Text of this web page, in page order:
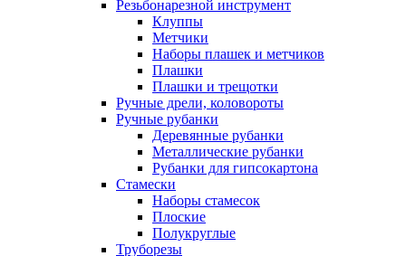
Резьбонарезной инструмент
Клуппы
Метчики
Наборы плашек и метчиков
Плашки
Плашки и трещотки
Ручные дрели, коловороты
Ручные рубанки
Деревянные рубанки
Металлические рубанки
Рубанки для гипсокартона
Стамески
Наборы стамесок
Плоские
Полукруглые
Труборезы